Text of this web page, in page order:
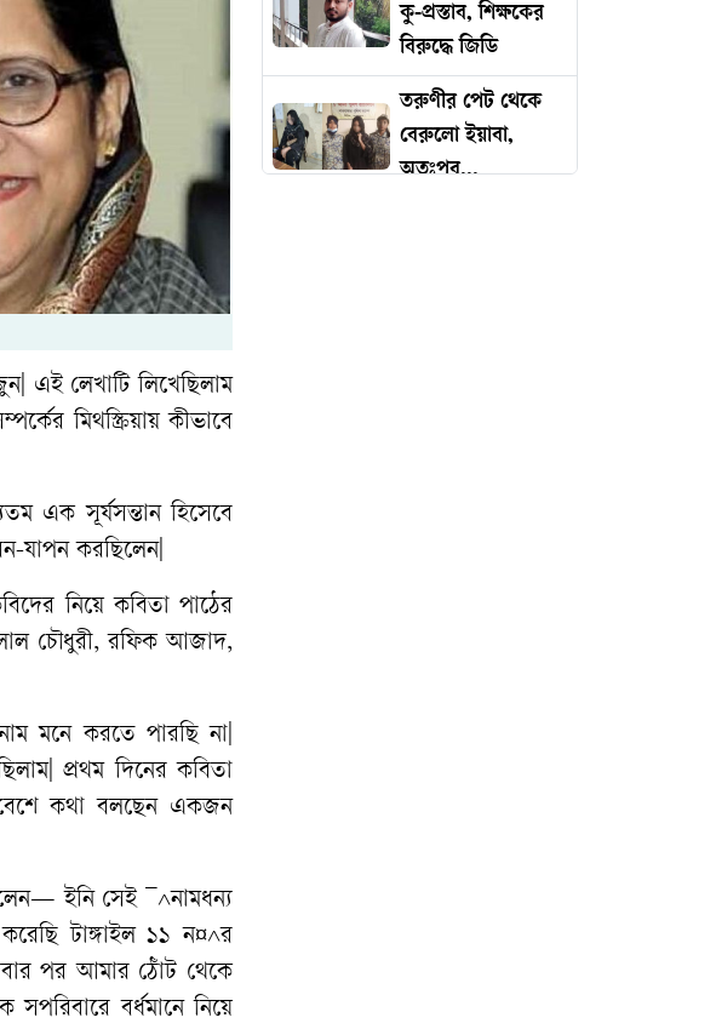
এই লেখাটি লিখেছিলাম
মিথস্ক্রিয়ায় কীভাবে
এক সূর্যসন্তান হিসেবে
যাপন করছিলেন|
নিয়ে কবিতা পাঠের
চৌধুরী, রফিক আজাদ,
মনে করতে পারছি না|
প্রথম দিনের কবিতা
কথা বলছেন একজন
ইনি সেই ¯^নামধন্য
টাঙ্গাইল ১১ ন¤^র
পর আমার ঠোঁট থেকে
বর্ধমানে নিয়ে
কু-প্রস্তাব, শিক্ষকের
বিরুদ্ধে জিডি
তরুণীর পেট থেকে
বেরুলো ইয়াবা,
অতঃপর...